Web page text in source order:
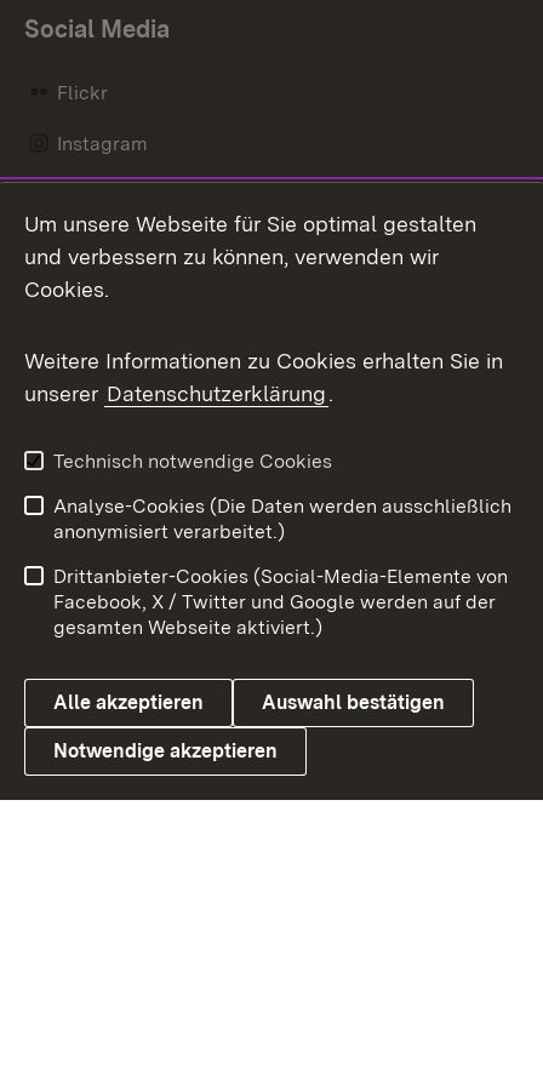
Social Media
Flickr
Instagram
Mastodon
Messenger
Social Wall
X / Twitter
Youtube
Link zum Landesportal
Benutzungshinweise
Barrierefreiheit
Datenschutz
Cookies
Um unsere Webseite für Sie optimal gestalten
und verbessern zu können, verwenden wir
Cookies.
Weitere Informationen zu Cookies erhalten Sie in
unserer Datenschutzerklärung.
Technisch notwendige Cookies
Analyse-Cookies (Die Daten werden ausschließlich
anonymisiert verarbeitet.)
Drittanbieter-Cookies (Social-Media-Elemente von
Facebook, X / Twitter und Google werden auf der
gesamten Webseite aktiviert.)
Alle akzeptieren Auswahl bestätigen
Notwendige akzeptieren